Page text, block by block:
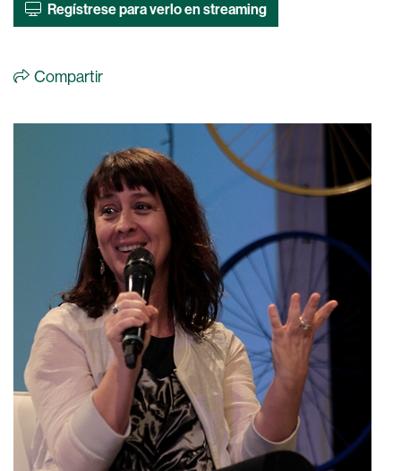
Regístrese para verlo en streaming
Compartir